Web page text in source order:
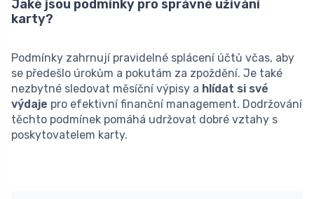
Jaké jsou podmínky pro správné užívání
karty?
Podmínky zahrnují pravidelné splácení účtů včas, aby
se předešlo úrokům a pokutám za zpoždění. Je také
nezbytné sledovat měsíční výpisy a hlídat si své
výdaje pro efektivní finanční management. Dodržování
těchto podmínek pomáhá udržovat dobré vztahy s
poskytovatelem karty.